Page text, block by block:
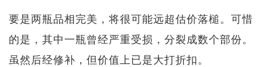
要是两瓶品相完美，将很可能远超估价落槌。可惜
的是，其中一瓶曾经严重受损，分裂成数个部份。
虽然后经修补，但价值上已是大打折扣。